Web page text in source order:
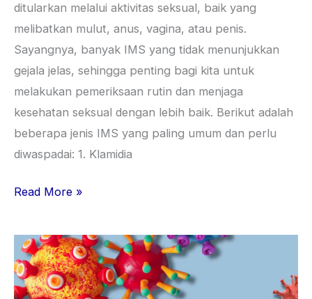
ditularkan melalui aktivitas seksual, baik yang
melibatkan mulut, anus, vagina, atau penis.
Sayangnya, banyak IMS yang tidak menunjukkan
gejala jelas, sehingga penting bagi kita untuk
melakukan pemeriksaan rutin dan menjaga
kesehatan seksual dengan lebih baik. Berikut adalah
beberapa jenis IMS yang paling umum dan perlu
diwaspadai: 1. Klamidia
Read More »
Mengenal
IMS
dan